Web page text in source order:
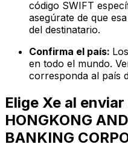
código SWIFT
asegúrate de que
del destinatario.
Confirma el país:
en todo el mundo.
corresponda al país
Elige Xe al
HONGKONG
BANKING